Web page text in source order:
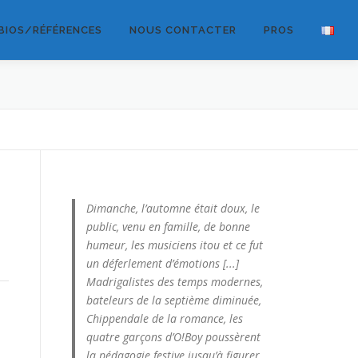
RÉFÉRENCES NOUS CONTACTER PROS
Dimanche, l’automne était doux, le
public, venu en famille, de bonne
humeur, les musiciens itou et ce fut
un déferlement d’émotions [...]
Madrigalistes des temps modernes,
bateleurs de la septième diminuée,
Chippendale de la romance, les
quatre garçons d’O!Boy poussèrent